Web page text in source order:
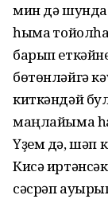
мин дә шунда
һымаҡ
барып
бөтөнләйгә
киткәндәй
маңлайыма
Үҙем дә, шәп
Кисә
сәсрәп ауырып